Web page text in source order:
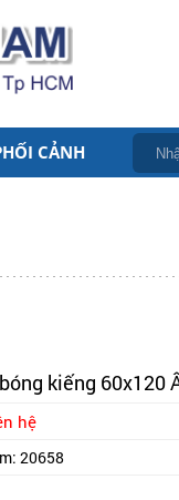
CẢNH
kiếng 60x120
hệ
20658